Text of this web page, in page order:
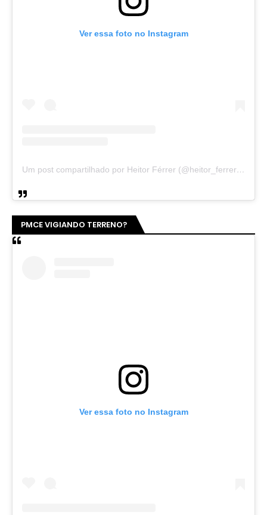
Ver essa foto no Instagram
Um post compartilhado por Heitor Férrer (@heitor_ferrer77)
PMCE VIGIANDO TERRENO?
Ver essa foto no Instagram